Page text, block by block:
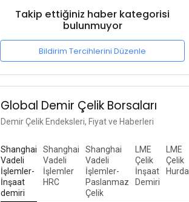
Takip ettiğiniz haber kategorisi
bulunmuyor
Bildirim Tercihlerini Düzenle
Global Demir Çelik Borsaları
Demir Çelik Endeksleri, Fiyat ve Haberleri
Shanghai
Vadeli
İşlemler-
İnşaat
demiri
Shanghai
Vadeli
İşlemler
HRC
Shanghai
Vadeli
İşlemler-
Paslanmaz
Çelik
LME
Çelik
İnşaat
Demiri
LME
Çelik
Hurda